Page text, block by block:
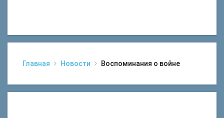
Главная Новости Воспоминания о войне